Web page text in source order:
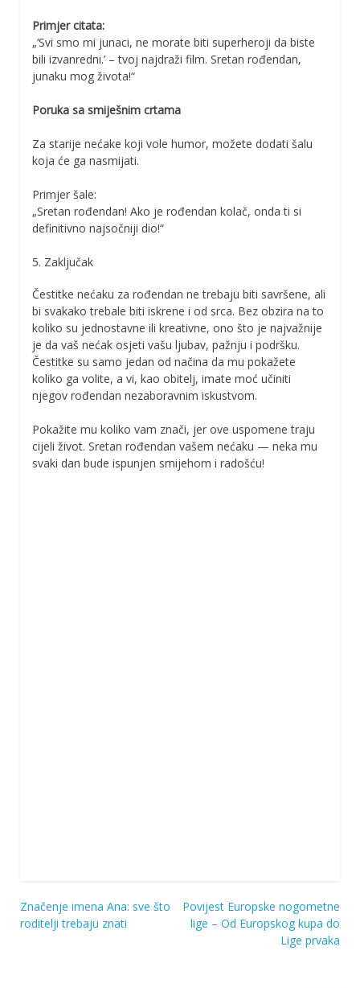
Primjer citata:
„‘Svi smo mi junaci, ne morate biti superheroji da biste
bili izvanredni.’ – tvoj najdraži film. Sretan rođendan,
junaku mog života!“
Poruka sa smiješnim crtama
Za starije nećake koji vole humor, možete dodati šalu
koja će ga nasmijati.
Primjer šale:
„Sretan rođendan! Ako je rođendan kolač, onda ti si
definitivno najsočniji dio!“
5. Zaključak
Čestitke nećaku za rođendan ne trebaju biti savršene, ali
bi svakako trebale biti iskrene i od srca. Bez obzira na to
koliko su jednostavne ili kreativne, ono što je najvažnije
je da vaš nećak osjeti vašu ljubav, pažnju i podršku.
Čestitke su samo jedan od načina da mu pokažete
koliko ga volite, a vi, kao obitelj, imate moć učiniti
njegov rođendan nezaboravnim iskustvom.
Pokažite mu koliko vam znači, jer ove uspomene traju
cijeli život. Sretan rođendan vašem nećaku — neka mu
svaki dan bude ispunjen smijehom i radošću!
Navigacija
Značenje imena Ana: sve što
roditelji trebaju znati
Povijest Europske nogometne
lige – Od Europskog kupa do
Lige prvaka